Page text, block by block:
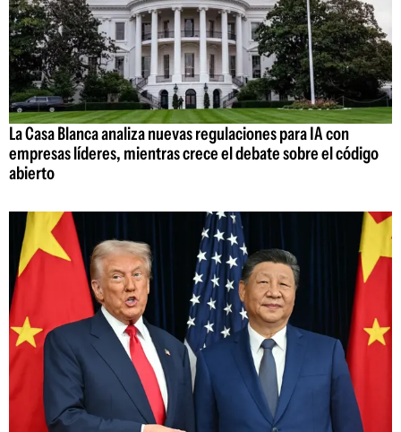
La Casa Blanca analiza nuevas regulaciones para IA con
empresas líderes, mientras crece el debate sobre el código
abierto